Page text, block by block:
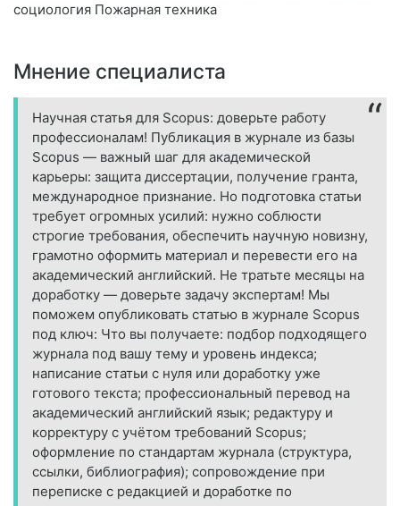
социология Пожарная техника
Мнение специалиста
Научная статья для Scopus: доверьте работу
профессионалам! Публикация в журнале из базы
Scopus — важный шаг для академической
карьеры: защита диссертации, получение гранта,
международное признание. Но подготовка статьи
требует огромных усилий: нужно соблюсти
строгие требования, обеспечить научную новизну,
грамотно оформить материал и перевести его на
академический английский. Не тратьте месяцы на
доработку — доверьте задачу экспертам! Мы
поможем опубликовать статью в журнале Scopus
под ключ: Что вы получаете: подбор подходящего
журнала под вашу тему и уровень индекса;
написание статьи с нуля или доработку уже
готового текста; профессиональный перевод на
академический английский язык; редактуру и
корректуру с учётом требований Scopus;
оформление по стандартам журнала (структура,
ссылки, библиография); сопровождение при
переписке с редакцией и доработке по